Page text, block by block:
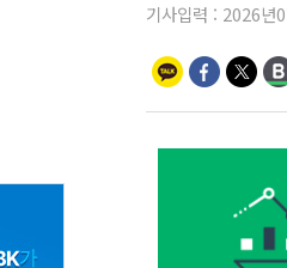
기사입력 : 2026년